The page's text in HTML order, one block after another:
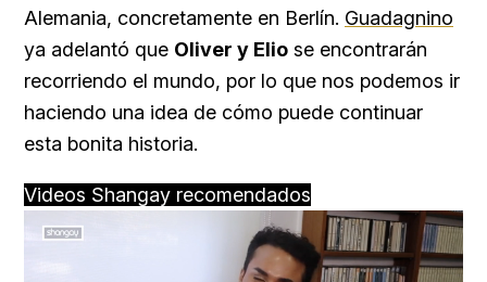
Alemania, concretamente en Berlín. Guadagnino
ya adelantó que Oliver y Elio se encontrarán
recorriendo el mundo, por lo que nos podemos ir
haciendo una idea de cómo puede continuar
esta bonita historia.
Videos Shangay recomendados